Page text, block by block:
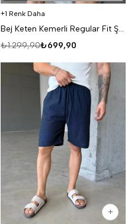
1 Renk Daha
Bej Keten Kemerli Regular Fit Şort SNZ 3977
₺699,90
₺1.299,90